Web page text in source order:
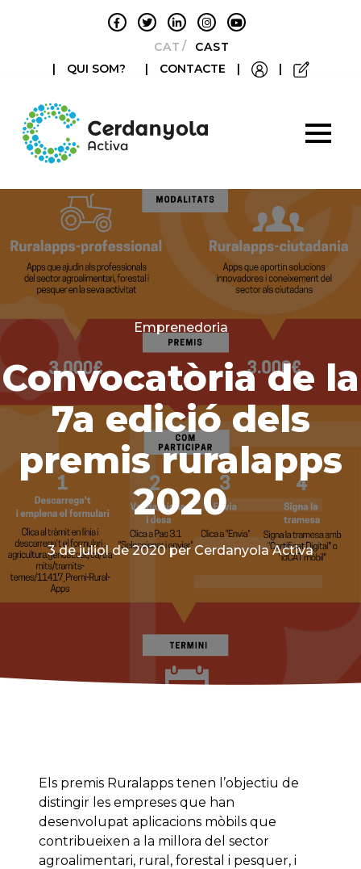
CATALÀCASTELLANO
|
QUI SOM? | CONTACTE | |
Categories
Emprenedoria
Convocatòria de la
7a edició dels
premis ruralapps
2020
3 de juliol de 2020 per Cerdanyola Activa
Els premis Ruralapps tenen l’objectiu de
distingir les empreses que han
desenvolupat aplicacions mòbils que
contribueixen a la millora del sector
agroalimentari, rural, forestal i pesquer, i